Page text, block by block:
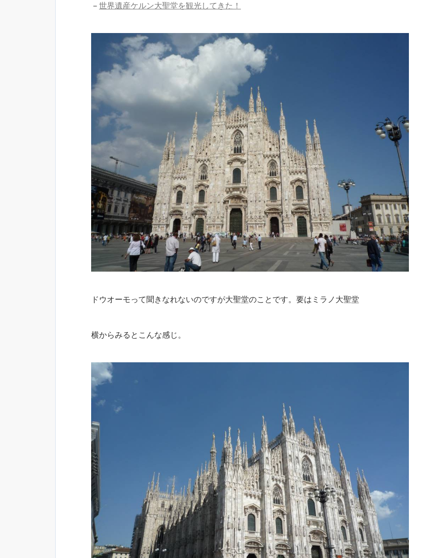
－ 世界遺産ケルン大聖堂を観光してきた！
ドウオーモって聞きなれないのですが大聖堂のことです。要はミラノ大聖堂
横からみるとこんな感じ。